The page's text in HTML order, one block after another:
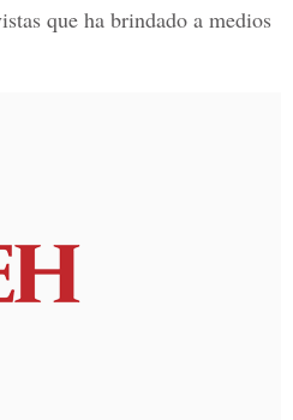
que ha brindado a medios